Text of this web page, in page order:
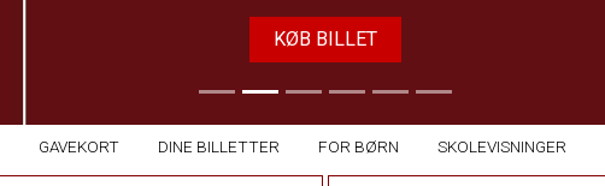
KØB BILLET
GAVEKORT DINE BILLETTER FOR BØRN SKOLEVISNINGER